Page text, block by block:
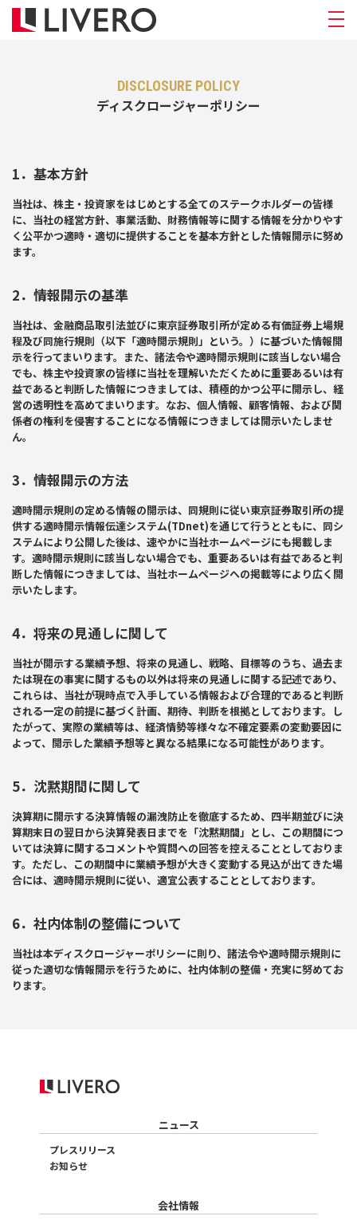
DISCLOSURE POLICY
ディスクロージャーポリシー
1．基本方針
当社は、株主・投資家をはじめとする全てのステークホルダーの皆様
に、当社の経営方針、事業活動、財務情報等に関する情報を分かりやす
く公平かつ適時・適切に提供することを基本方針とした情報開示に努め
ます。
2．情報開示の基準
当社は、金融商品取引法並びに東京証券取引所が定める有価証券上場規
程及び同施行規則（以下「適時開示規則」という。）に基づいた情報開
示を行ってまいります。また、諸法令や適時開示規則に該当しない場合
でも、株主や投資家の皆様に当社を理解いただくために重要あるいは有
益であると判断した情報につきましては、積極的かつ公平に開示し、経
営の透明性を高めてまいります。なお、個人情報、顧客情報、および関
係者の権利を侵害することになる情報につきましては開示いたしませ
ん。
3．情報開示の方法
適時開示規則の定める情報の開示は、同規則に従い東京証券取引所の提
供する適時開示情報伝達システム(TDnet)を通じて行うとともに、同シ
ステムにより公開した後は、速やかに当社ホームページにも掲載しま
す。適時開示規則に該当しない場合でも、重要あるいは有益であると判
断した情報につきましては、当社ホームページへの掲載等により広く開
示いたします。
4．将来の見通しに関して
当社が開示する業績予想、将来の見通し、戦略、目標等のうち、過去ま
たは現在の事実に関するもの以外は将来の見通しに関する記述であり、
これらは、当社が現時点で入手している情報および合理的であると判断
される一定の前提に基づく計画、期待、判断を根拠としております。し
たがって、実際の業績等は、経済情勢等様々な不確定要素の変動要因に
よって、開示した業績予想等と異なる結果になる可能性があります。
5．沈黙期間に関して
決算期に開示する決算情報の漏洩防止を徹底するため、四半期並びに決
算期末日の翌日から決算発表日までを「沈黙期間」とし、この期間につ
いては決算に関するコメントや質問への回答を控えることとしておりま
す。ただし、この期間中に業績予想が大きく変動する見込が出てきた場
合には、適時開示規則に従い、適宜公表することとしております。
6．社内体制の整備について
当社は本ディスクロージャーポリシーに則り、諸法令や適時開示規則に
従った適切な情報開示を行うために、社内体制の整備・充実に努めてお
ります。
ニュース
プレスリリース
お知らせ
会社情報